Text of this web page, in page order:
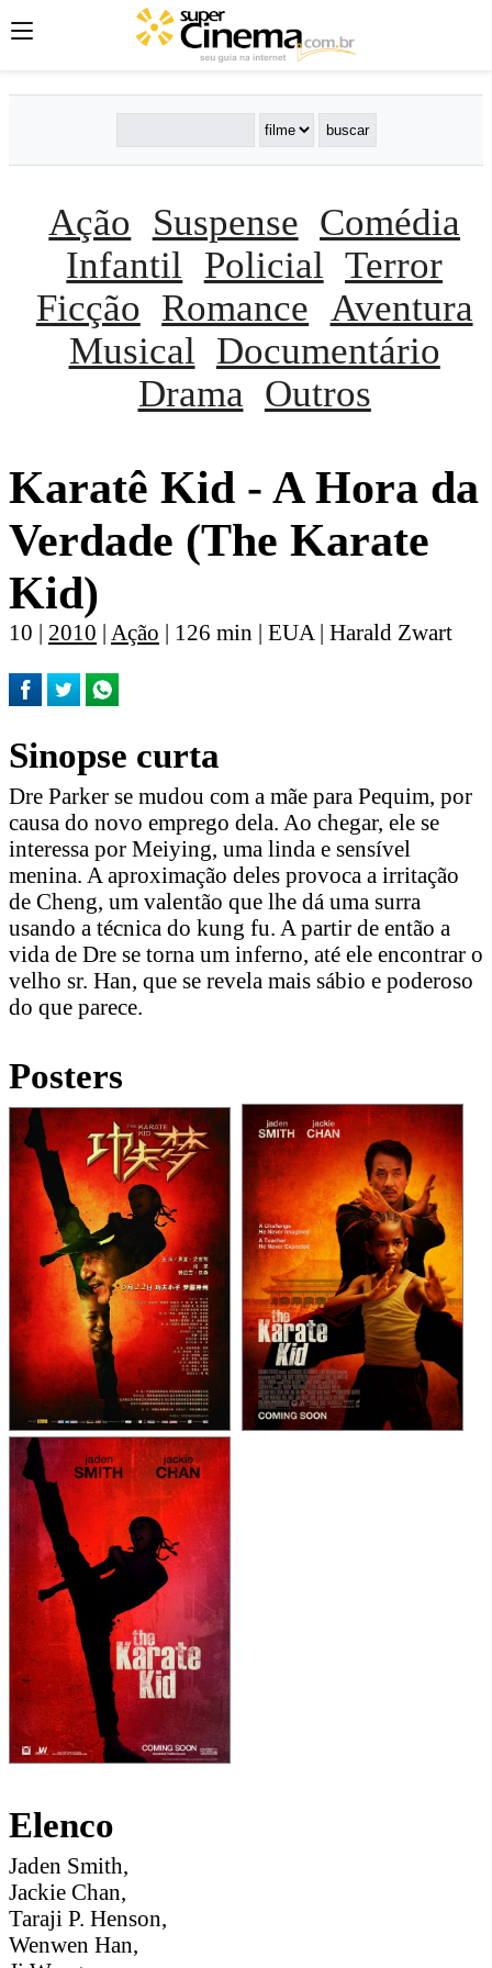
Ação Suspense Comédia
Infantil
Policial Terror
Ficção Romance Aventura
Musical
Documentário
Drama Outros
Karatê Kid - A Hora da
Verdade (The Karate
Kid)
10 | 2010 | Ação | 126 min | EUA | Harald Zwart
Sinopse curta
Dre Parker se mudou com a mãe para Pequim, por
causa do novo emprego dela. Ao chegar, ele se
interessa por Meiying, uma linda e sensível
menina. A aproximação deles provoca a irritação
de Cheng, um valentão que lhe dá uma surra
usando a técnica do kung fu. A partir de então a
vida de Dre se torna um inferno, até ele encontrar o
velho sr. Han, que se revela mais sábio e poderoso
do que parece.
Posters
Elenco
Jaden Smith,
Jackie Chan,
Taraji P. Henson,
Wenwen Han,